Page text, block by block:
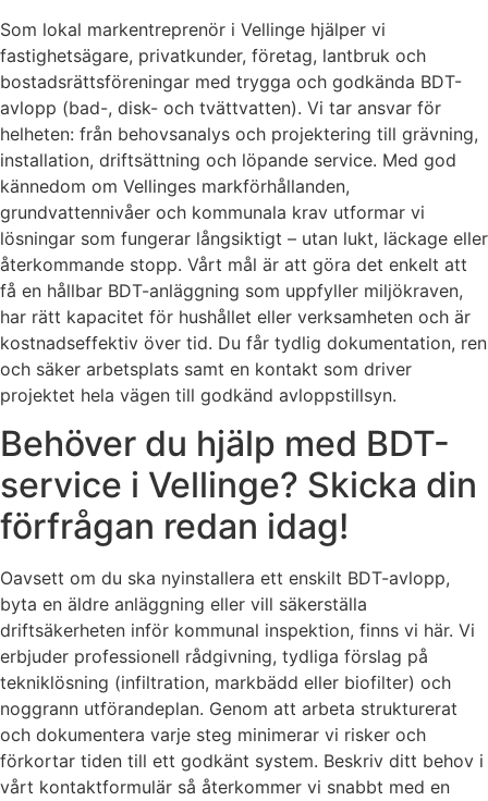
Som lokal markentreprenör i Vellinge hjälper vi
fastighetsägare, privatkunder, företag, lantbruk och
bostadsrättsföreningar med trygga och godkända BDT-
avlopp (bad-, disk- och tvättvatten). Vi tar ansvar för
helheten: från behovsanalys och projektering till grävning,
installation, driftsättning och löpande service. Med god
kännedom om Vellinges markförhållanden,
grundvattennivåer och kommunala krav utformar vi
lösningar som fungerar långsiktigt – utan lukt, läckage eller
återkommande stopp. Vårt mål är att göra det enkelt att
få en hållbar BDT-anläggning som uppfyller miljökraven,
har rätt kapacitet för hushållet eller verksamheten och är
kostnadseffektiv över tid. Du får tydlig dokumentation, ren
och säker arbetsplats samt en kontakt som driver
projektet hela vägen till godkänd avloppstillsyn.
Behöver du hjälp med BDT-
service i Vellinge? Skicka din
förfrågan redan idag!
Oavsett om du ska nyinstallera ett enskilt BDT-avlopp,
byta en äldre anläggning eller vill säkerställa
driftsäkerheten inför kommunal inspektion, finns vi här. Vi
erbjuder professionell rådgivning, tydliga förslag på
tekniklösning (infiltration, markbädd eller biofilter) och
noggrann utförandeplan. Genom att arbeta strukturerat
och dokumentera varje steg minimerar vi risker och
förkortar tiden till ett godkänt system. Beskriv ditt behov i
vårt kontaktformulär så återkommer vi snabbt med en